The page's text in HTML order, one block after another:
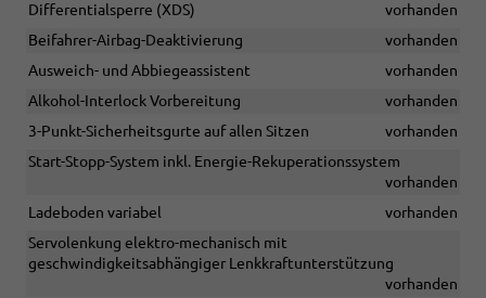
Differentialsperre (XDS)
vorhanden
Beifahrer-Airbag-Deaktivierung
vorhanden
Ausweich- und Abbiegeassistent
vorhanden
Alkohol-Interlock Vorbereitung
vorhanden
3-Punkt-Sicherheitsgurte auf allen Sitzen
vorhanden
Start-Stopp-System inkl. Energie-Rekuperationssystem
vorhanden
Ladeboden variabel
vorhanden
Servolenkung elektro-mechanisch mit
geschwindigkeitsabhängiger Lenkkraftunterstützung
vorhanden